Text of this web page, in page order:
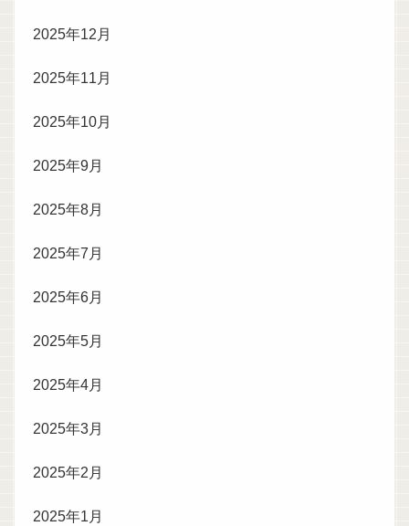
2025年12月
2025年11月
2025年10月
2025年9月
2025年8月
2025年7月
2025年6月
2025年5月
2025年4月
2025年3月
2025年2月
2025年1月